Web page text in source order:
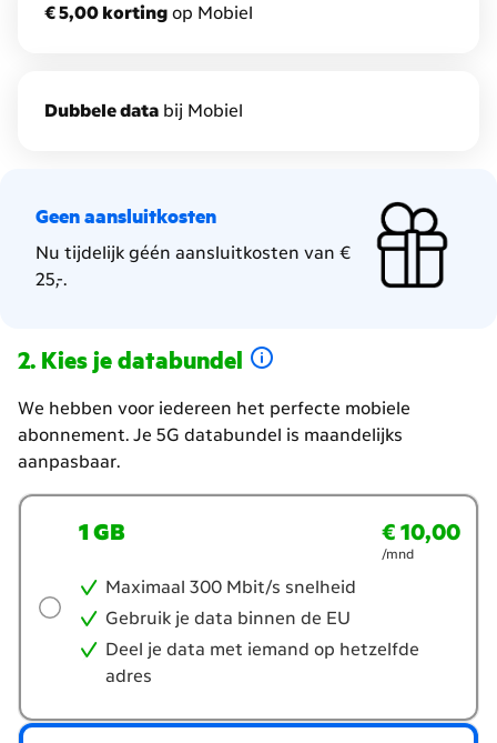
adres?
€ 5,00 korting op Mobiel
Dubbele data bij Mobiel
Geen aansluitkosten
Nu tijdelijk géén aansluitkosten van €
25,-.
Kies je databundel
We hebben voor iedereen het perfecte mobiele
abonnement. Je 5G databundel is maandelijks
aanpasbaar.
Kies
1 GB € 10,00
€ 10,00
per maand
/mnd
Maximaal 300 Mbit/s snelheid
Gebruik je data binnen de EU
Deel je data met iemand op hetzelfde
adres